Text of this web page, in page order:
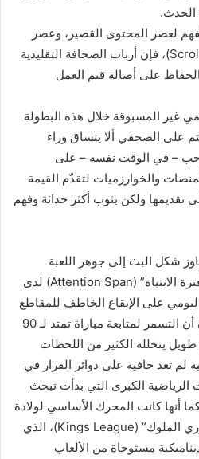
الحدث.
لعصر المحتوى القصير، وعصر
التمرير السريع للمحتوى (Scrolling)، فإن أرباب الصحافة التقليدية
على أصالة قيم العمل
غير المسبوقة خلال هذه البطولة
على الصحفي ألا ينساق وراء
– في الوقت نفسه – على
والخوارزميات لتقدّم القيمة
تقديمها ولكن بثوب أكثر حداثة وفهم
شكل البث إلى جوهر اللعبة
نفسها، هو التراجع الحاد في “فترة الانتباه” (Attention Span) لدى
اليومي على الإيقاع الخاطف للمقاطع
القصيرة، بات الكثيرون يجدون أن التسمر لمتابعة مباراة تمتد لـ 90
يتخلله الكثير من اللحظات
لم تعد خافية على دوائر القرار في
الرياضية الكبرى التي بدأت تبحث
أنها كانت المحرك الأساسي لولادة
مشاريع موازية وثورية مثل “دوري الملوك” (Kings League)، الذي
مستوحاة من الألعاب